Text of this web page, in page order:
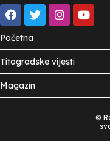
Početna
Titogradske vijesti
Magazin
©